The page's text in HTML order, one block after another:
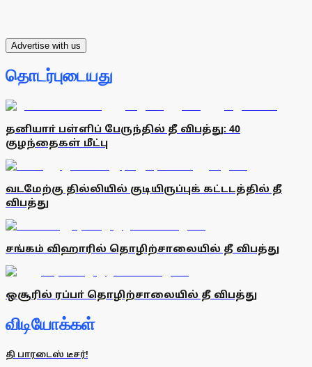
Advertise with us
தொடர்புடையது
தனியாா் பள்ளிப் பேருந்தில் தீ விபத்து: 40
குழந்தைகள் மீட்பு
வடமேற்கு தில்லியில் குடியிருப்புக் கட்டடத்தில் தீ
விபத்து
சங்கம் விஹாரில் தொழிற்சாலையில் தீ விபத்து
ஒசூரில் ரப்பா் தொழிற்சாலையில் தீ விபத்து
விடியோக்கள்
தி பாரடைஸ் டீசர்!